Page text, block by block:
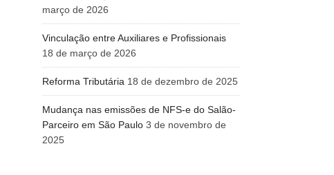
março de 2026
Vinculação entre Auxiliares e Profissionais
18 de março de 2026
Reforma Tributária 18 de dezembro de 2025
Mudança nas emissões de NFS-e do Salão-
Parceiro em São Paulo 3 de novembro de
2025